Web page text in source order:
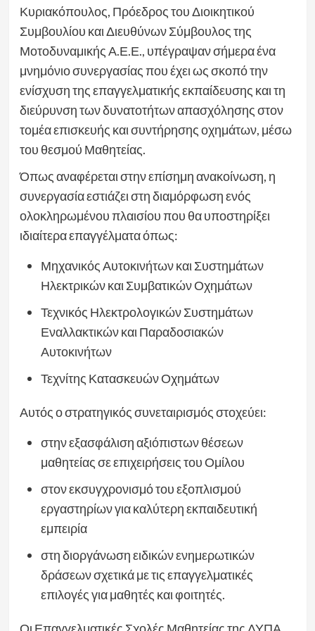
Κυριακόπουλος, Πρόεδρος του Διοικητικού
Συμβουλίου και Διευθύνων Σύμβουλος της
Μοτοδυναμικής Α.Ε.Ε., υπέγραψαν σήμερα ένα
μνημόνιο συνεργασίας που έχει ως σκοπό την
ενίσχυση της επαγγελματικής εκπαίδευσης και τη
διεύρυνση των δυνατοτήτων απασχόλησης στον
τομέα επισκευής και συντήρησης οχημάτων, μέσω
του θεσμού Μαθητείας.
Όπως αναφέρεται στην επίσημη ανακοίνωση, η
συνεργασία εστιάζει στη διαμόρφωση ενός
ολοκληρωμένου πλαισίου που θα υποστηρίξει
ιδιαίτερα επαγγέλματα όπως:
Μηχανικός Αυτοκινήτων και Συστημάτων
Ηλεκτρικών και Συμβατικών Οχημάτων
Τεχνικός Ηλεκτρολογικών Συστημάτων
Εναλλακτικών και Παραδοσιακών
Αυτοκινήτων
Τεχνίτης Κατασκευών Οχημάτων
Αυτός ο στρατηγικός συνεταιρισμός στοχεύει:
στην εξασφάλιση αξιόπιστων θέσεων
μαθητείας σε επιχειρήσεις του Ομίλου
στον εκσυγχρονισμό του εξοπλισμού
εργαστηρίων για καλύτερη εκπαιδευτική
εμπειρία
στη διοργάνωση ειδικών ενημερωτικών
δράσεων σχετικά με τις επαγγελματικές
επιλογές για μαθητές και φοιτητές.
Οι Επαγγελματικές Σχολές Μαθητείας της ΔΥΠΑ